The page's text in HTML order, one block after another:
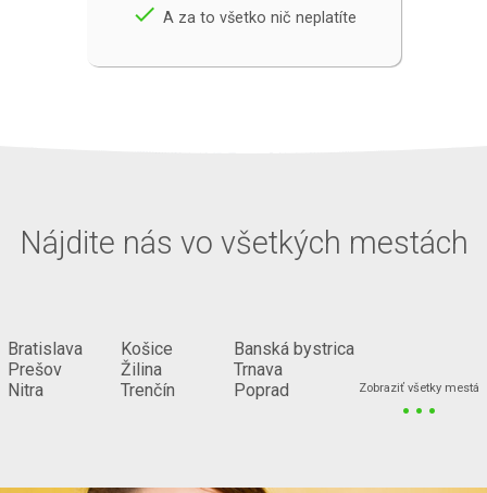
done A za to všetko nič neplatíte
Nájdite nás vo všetkých mestách
Bratislava
Prešov
Nitra
Košice
Žilina
Trenčín
Banská bystrica
Trnava
Poprad
Zobraziť všetky mestá
...